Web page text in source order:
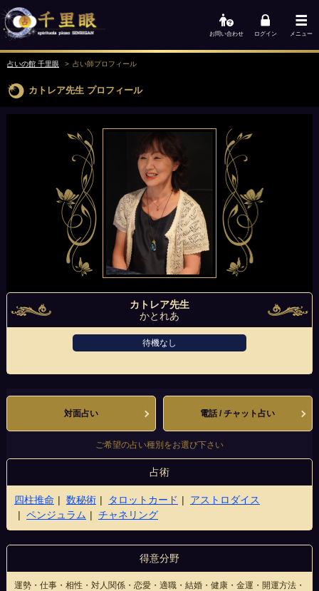
お問い合わせ ログイン メニュー
占いの館 千里眼 占い師プロフィール
カトレア先生 プロフィール
カトレア先生
かとれあ
待機なし
対面占い 電話 / チャット占い
ご希望の占い種別をお選び下さい
占術
四柱推命 数秘術 タロットカード
アストロダイス
ペンジュラム
チャネリング
得意分野
運勢・仕事・相性・対人関係・恋愛・適職・結婚・健康・金運・開運方法・